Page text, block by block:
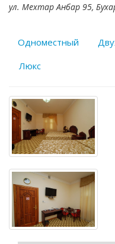
ул. Мехтар Анбар 95,
Одноместный
Люкс